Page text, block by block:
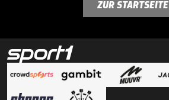
ZUR STARTSEITE